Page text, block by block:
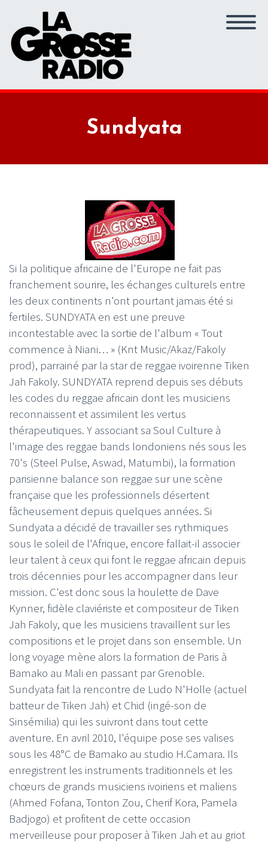
Sundyata
Si la politique africaine de l'Europe ne fait pas
franchement sourire, les échanges culturels entre
les deux continents n'ont pourtant jamais été si
fertiles. SUNDYATA en est une preuve
incontestable avec la sortie de l'album « Tout
commence à Niani… » (Knt Music/Akaz/Fakoly
prod), parrainé par la star de reggae ivoirenne Tiken
Jah Fakoly. SUNDYATA reprend depuis ses débuts
les codes du reggae africain dont les musiciens
reconnaissent et assimilent les vertus
thérapeutiques. Y associant sa Soul Culture à
l'image des reggae bands londoniens nés sous les
70's (Steel Pulse, Aswad, Matumbi), la formation
parisienne balance son reggae sur une scène
française que les professionnels désertent
fâcheusement depuis quelques années. Si
Sundyata a décidé de travailler ses rythmiques
sous le soleil de l'Afrique, encore fallait-il associer
leur talent à ceux qui font le reggae africain depuis
trois décennies pour les accompagner dans leur
mission. C'est donc sous la houlette de Dave
Kynner, fidèle claviériste et compositeur de Tiken
Jah Fakoly, que les musiciens travaillent sur les
compositions et le projet dans son ensemble. Un
long voyage mène alors la formation de Paris à
Bamako au Mali en passant par Grenoble.
Sundyata fait la rencontre de Ludo N'Holle (actuel
batteur de Tiken Jah) et Chid (ingé-son de
Sinsémilia) qui les suivront dans tout cette
aventure. En avril 2010, l'équipe pose ses valises
sous les 48°C de Bamako au studio H.Camara. Ils
enregistrent les instruments traditionnels et les
chœurs de grands musiciens ivoiriens et maliens
(Ahmed Fofana, Tonton Zou, Cherif Kora, Pamela
Badjogo) et profitent de cette occasion
merveilleuse pour proposer à Tiken Jah et au griot